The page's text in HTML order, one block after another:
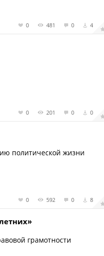
0 481 0 4
0 201 0 0
политической жизни
0 592 0 8
грамотности